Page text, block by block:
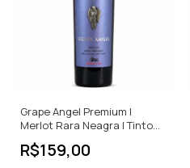
Grape Angel Premium |
Merlot Rara Neagra | Tinto
R$159,00